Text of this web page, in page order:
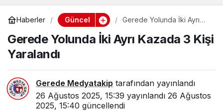
Haberler Güncel
Gerede Yolunda İki Ayrı
Gerede Yolunda İki Ayrı Kazada 3 Kişi
Yaralandı
Gerede Medyatakip tarafından yayınlandı
26 Ağustos 2025, 15:39 yayınlandı 26 Ağustos
2025, 15:40 güncellendi